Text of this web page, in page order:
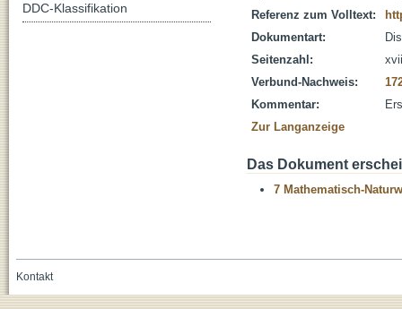
Referenz zum Volltext:
Dokumentart:
Seitenzahl:
Verbund-Nachweis:
Kommentar:
Zur Langanzeige
Das Dokument
7 Mathematisch-
DDC-Klassifikation
Kontakt